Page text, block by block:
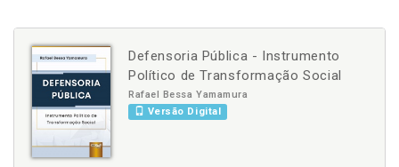
Defensoria Pública - Instrumento
Político de Transformação Social
Rafael Bessa Yamamura
Versão Digital